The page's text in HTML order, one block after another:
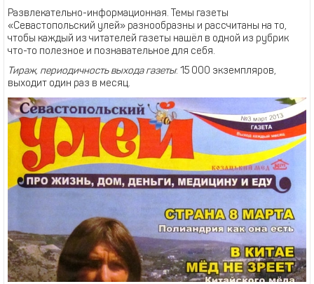
Развлекательно-информационная. Темы газеты
«Севастопольский улей» разнообразны и рассчитаны на то,
чтобы каждый из читателей газеты нашёл в одной из рубрик
что-то полезное и познавательное для себя.
Тираж, периодичность выхода газеты: 15 000 экземпляров,
выходит один раз в месяц.